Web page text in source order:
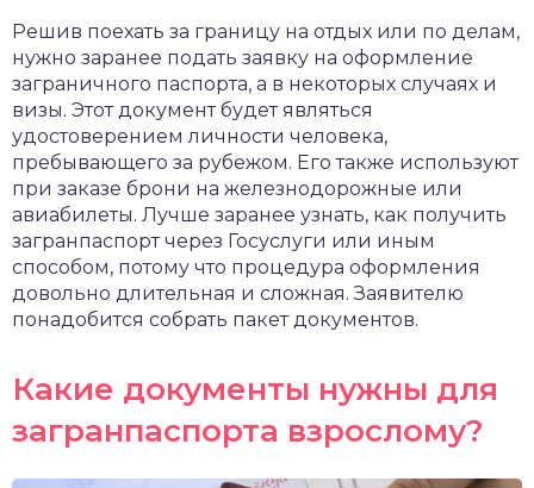
Решив поехать за границу на отдых или по делам,
нужно заранее подать заявку на оформление
заграничного паспорта, а в некоторых случаях и
визы. Этот документ будет являться
удостоверением личности человека,
пребывающего за рубежом. Его также используют
при заказе брони на железнодорожные или
авиабилеты. Лучше заранее узнать, как получить
загранпаспорт через Госуслуги или иным
способом, потому что процедура оформления
довольно длительная и сложная. Заявителю
понадобится собрать пакет документов.
Какие документы нужны для
загранпаспорта взрослому?
и уход